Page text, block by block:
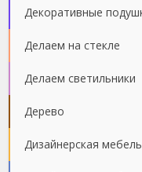
Декоративные
Делаем на стекле
Делаем светильники
Дерево
Дизайнерская мебель